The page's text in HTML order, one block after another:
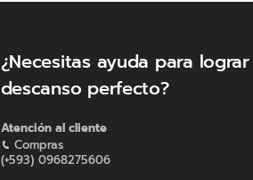
¿Necesitas ayuda para
descanso perfecto?
Atención al cliente
Compras
(+593) 0968275606